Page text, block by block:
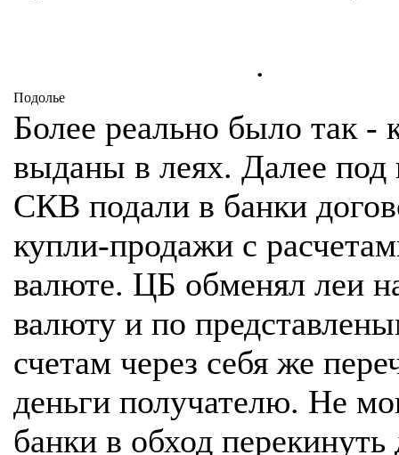
.
Подолье
Более реально было так -
выданы в леях. Далее под
СКВ подали в банки
купли-продажи с
валюте. ЦБ обменял леи
валюту и по
счетам через себя же
деньги получателю. Не
банки в обход перекинуть